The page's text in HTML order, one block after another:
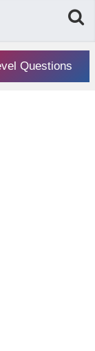
Questions